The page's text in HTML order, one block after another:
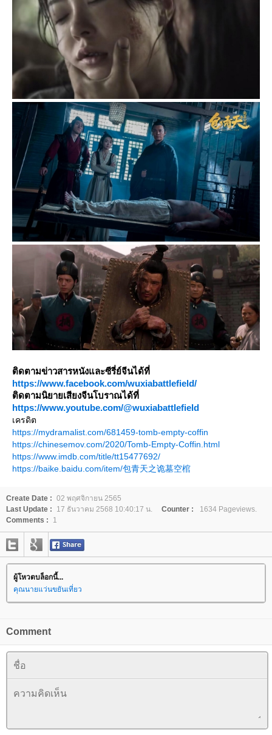
ติดตามข่าวสารหนังและซีรี่ย์จีนได้ที่
https://www.facebook.com/wuxiabattlefield/
ติดตามนิยายเสียงจีนโบราณได้ที่
https://www.youtube.com/@wuxiabattlefield
เครดิต
https://mydramalist.com/681459-tomb-empty-coffin
https://chinesemov.com/2020/Tomb-Empty-Coffin.html
https://www.imdb.com/title/tt15477692/
https://baike.baidu.com/item/包青天之诡墓空棺
Create Date : 02 พฤศจิกายน 2565
Last Update :
17 ธันวาคม 2568 10:40:17 น. Counter :
1634 Pageviews.
Comments :
1
ผู้โหวตบล็อกนี้...
คุณนายแว่นขยันเที่ยว
Comment